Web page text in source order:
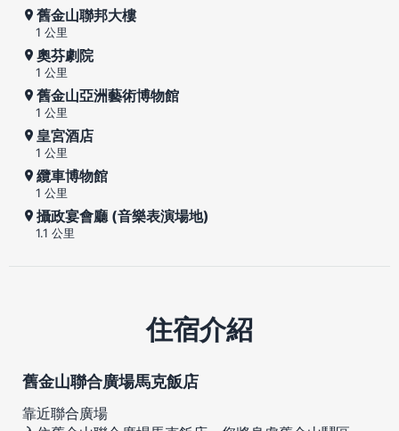
舊金山聯邦大樓
1 公里
奧芬劇院
1 公里
舊金山亞洲藝術博物館
1 公里
皇宮酒店
1 公里
纜車博物館
1 公里
攝政宴會廳 (音樂表演場地)
1.1 公里
住宿介紹
舊金山聯合廣場馬克飯店
靠近聯合廣場